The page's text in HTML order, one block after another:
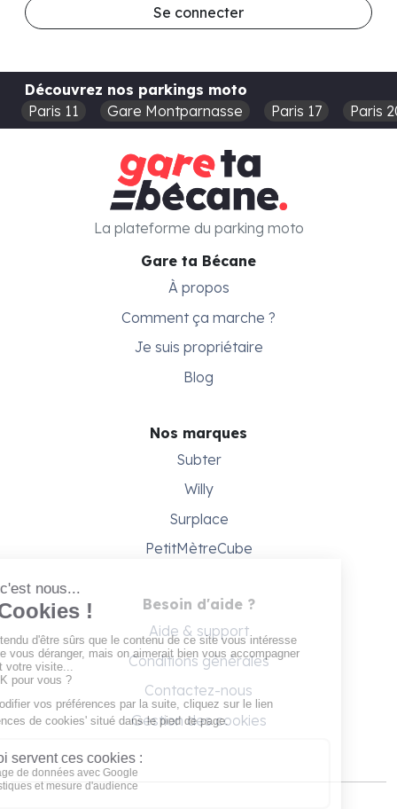
Se connecter
Découvrez nos parkings moto
Paris 11
Gare Montparnasse Paris 17 Paris
Gare ta Bécane
À propos
Comment ça marche ?
Je suis propriétaire
Blog
Nos marques
Subter
Willy
Surplace
PetitMètreCube
Besoin d'aide ?
Aide & support
Conditions générales
Contactez-nous
Gestion des cookies
La plateforme du parking moto